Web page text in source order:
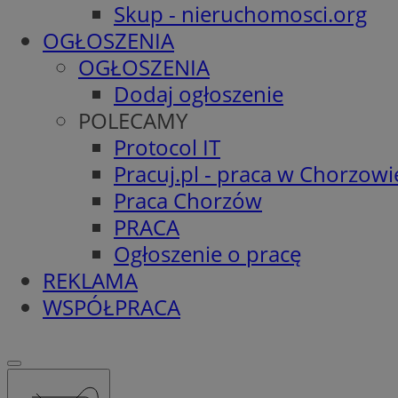
Skup - nieruchomosci.org
OGŁOSZENIA
OGŁOSZENIA
Dodaj ogłoszenie
POLECAMY
Protocol IT
Pracuj.pl - praca w
Praca Chorzów
PRACA
Ogłoszenie o pracę
REKLAMA
WSPÓŁPRACA